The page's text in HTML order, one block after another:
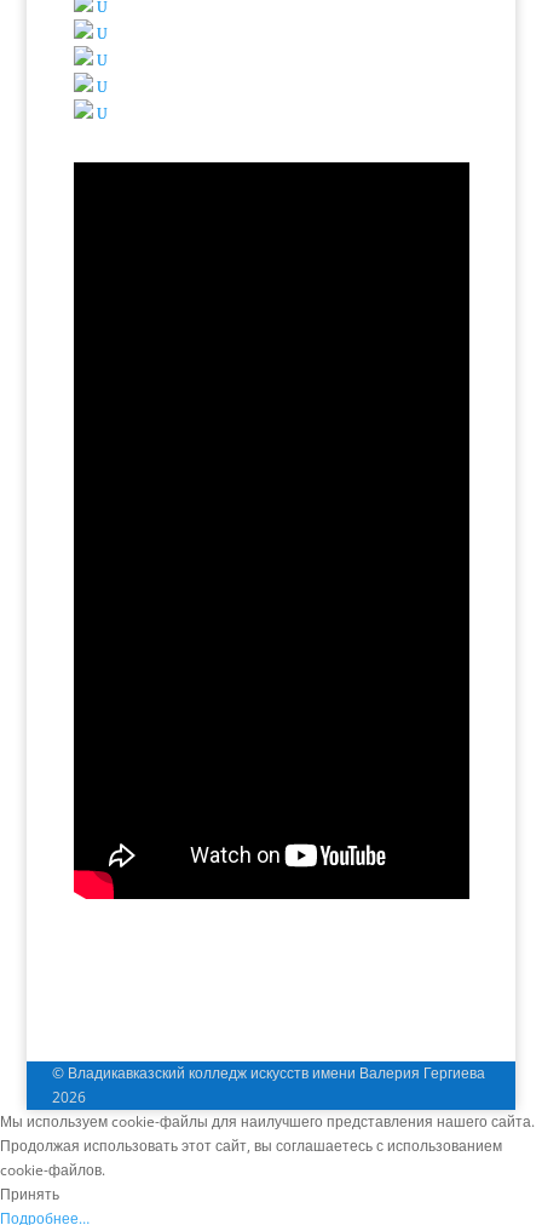
© Владикавказский колледж искусств имени Валерия Гергиева
2026
Мы используем cookie-файлы для наилучшего представления нашего сайта.
Продолжая использовать этот сайт, вы соглашаетесь с использованием
cookie-файлов.
Принять
Подробнее…